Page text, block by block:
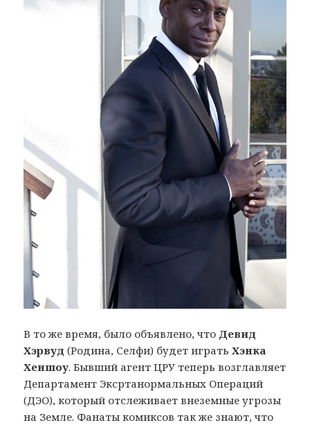
В то же время, было объявлено, что Девид
Хэрвуд (Родина, Селфи) будет игратьХэнка
Хеншоу. Бывший агент ЦРУ теперь возглавляет
Департамент Эксртанормальных Операций
(ДЭО), который отслеживает внеземные угрозы
на Земле. Фанаты комиксов так же знают, что